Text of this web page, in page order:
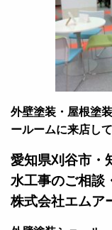
外壁塗装・屋根塗
ールームに来店し
愛知県刈谷市・
水工事のご相談
株式会社エムア